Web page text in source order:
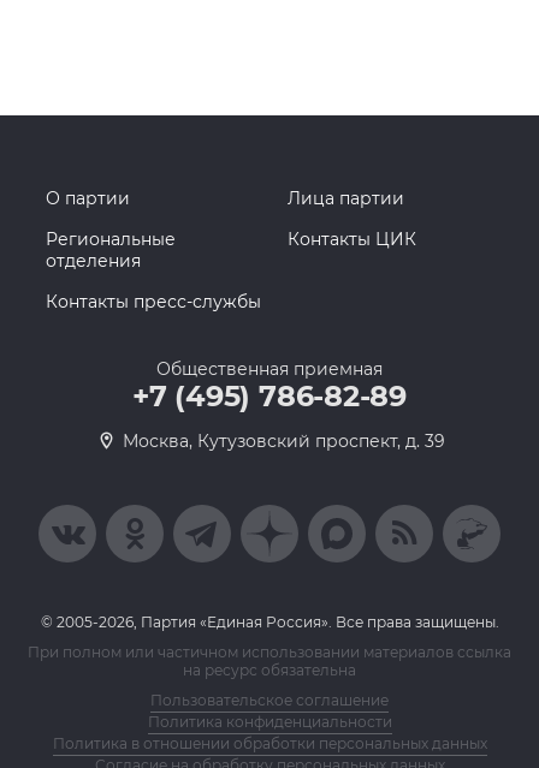
О партии
Лица партии
Региональные
отделения
Контакты ЦИК
Контакты пресс-службы
Общественная приемная
+7 (495) 786-82-89
Москва, Кутузовский проспект, д. 39
© 2005-2026, Партия «Единая Россия». Все права защищены.
При полном или частичном использовании материалов ссылка
на ресурс обязательна
Пользовательское соглашение
Политика конфиденциальности
Политика в отношении обработки персональных данных